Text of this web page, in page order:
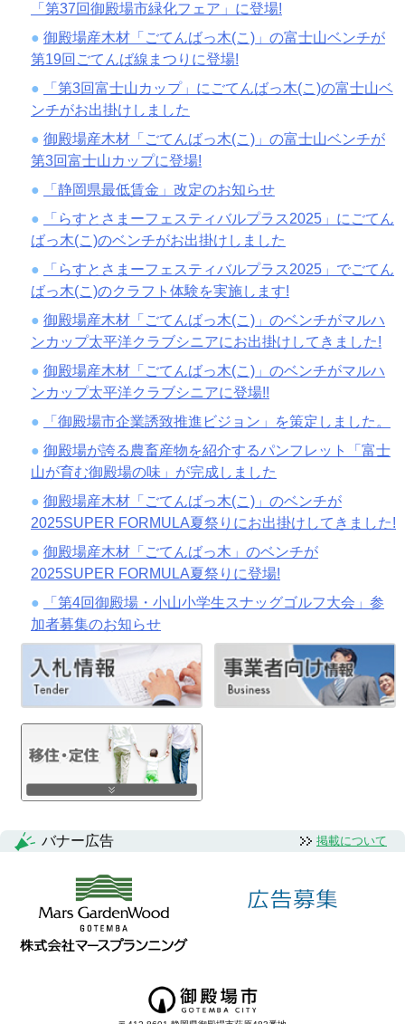
「第37回御殿場市緑化フェア」に登場!
御殿場産木材「ごてんばっ木(こ)」の富士山ベンチが
第19回ごてんば線まつりに登場!
「第3回富士山カップ」にごてんばっ木(こ)の富士山ベ
ンチがお出掛けしました
御殿場産木材「ごてんばっ木(こ)」の富士山ベンチが
第3回富士山カップに登場!
「静岡県最低賃金」改定のお知らせ
「らすとさまーフェスティバルプラス2025」にごてん
ばっ木(こ)のベンチがお出掛けしました
「らすとさまーフェスティバルプラス2025」でごてん
ばっ木(こ)のクラフト体験を実施します!
御殿場産木材「ごてんばっ木(こ)」のベンチがマルハ
ンカップ太平洋クラブシニアにお出掛けしてきました!
御殿場産木材「ごてんばっ木(こ)」のベンチがマルハ
ンカップ太平洋クラブシニアに登場!!
「御殿場市企業誘致推進ビジョン」を策定しました。
御殿場が誇る農畜産物を紹介するパンフレット「富士
山が育む御殿場の味」が完成しました
御殿場産木材「ごてんばっ木(こ)」のベンチが
2025SUPER FORMULA夏祭りにお出掛けしてきました!
御殿場産木材「ごてんばっ木」のベンチが
2025SUPER FORMULA夏祭りに登場!
「第4回御殿場・小山小学生スナッグゴルフ大会」参
加者募集のお知らせ
バナー広告 掲載について